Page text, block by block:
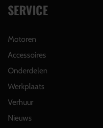
SERVICE
Motoren
Accessoires
Onderdelen
Werkplaats
Verhuur
Nieuws